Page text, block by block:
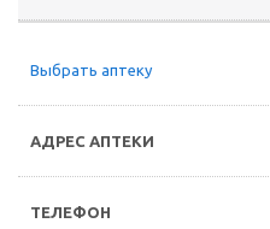
Выбрать аптеку